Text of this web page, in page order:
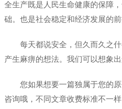
全生产既是人民生命健康的保障
础。也是社会稳定和经济发展的前
每天都说安全，但久而久之
产生麻痹的想法。我们可以想象
您如果想要一篇独属于您的
咨询哦，不同文章收费标准不一